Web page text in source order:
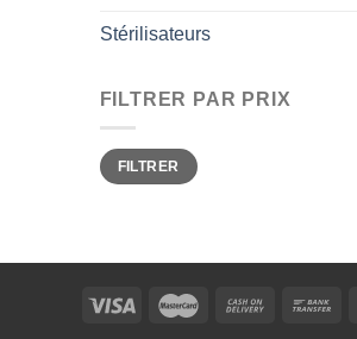
Stérilisateurs
FILTRER PAR PRIX
Prix
min
Prix
maxFILTRER